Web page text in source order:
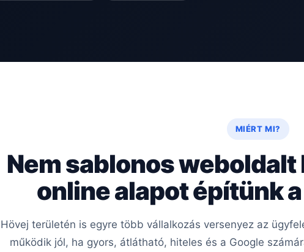
MIÉRT MI?
Nem sablonos
online alapot építünk
Hövej területén is egyre több vállalkozás versenyez az
működik jól, ha gyors, átlátható, hiteles és a Google